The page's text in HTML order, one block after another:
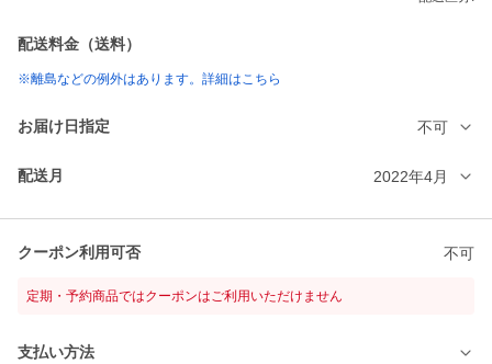
配送料金（送料）
※離島などの例外はあります。詳細はこちら
お届け日指定 不可
配送月 2022年4月
クーポン利用可否 不可
定期・予約商品ではクーポンはご利用いただけません
支払い方法